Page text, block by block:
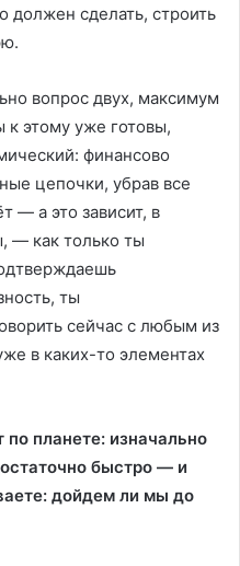
должен сделать, строить
вопрос двух, максимум
к этому уже готовы,
финансово
цепочки, убрав все
— а это зависит, в
— как только ты
ты
сейчас с любым из
в каких-то элементах
планете: изначально
быстро — и
дойдем ли мы до